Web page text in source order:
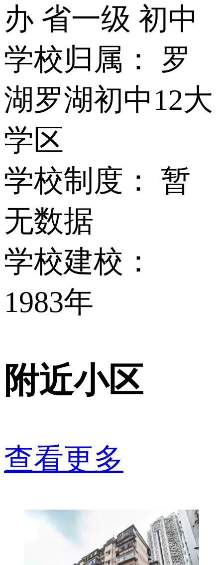
办 省一级 初中
学校归属：
罗
湖罗湖初中12大
学区
学校制度：
暂
无数据
学校建校：
1983年
附近小区
查看更多